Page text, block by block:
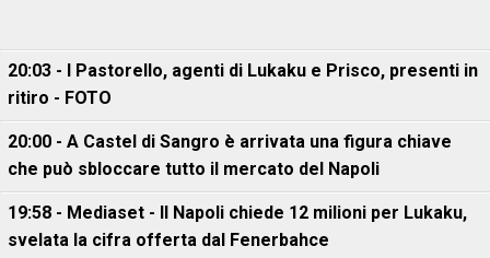
20:03 - I Pastorello, agenti di Lukaku e Prisco, presenti in
ritiro - FOTO
20:00 - A Castel di Sangro è arrivata una figura chiave
che può sbloccare tutto il mercato del Napoli
19:58 - Mediaset - Il Napoli chiede 12 milioni per Lukaku,
svelata la cifra offerta dal Fenerbahce